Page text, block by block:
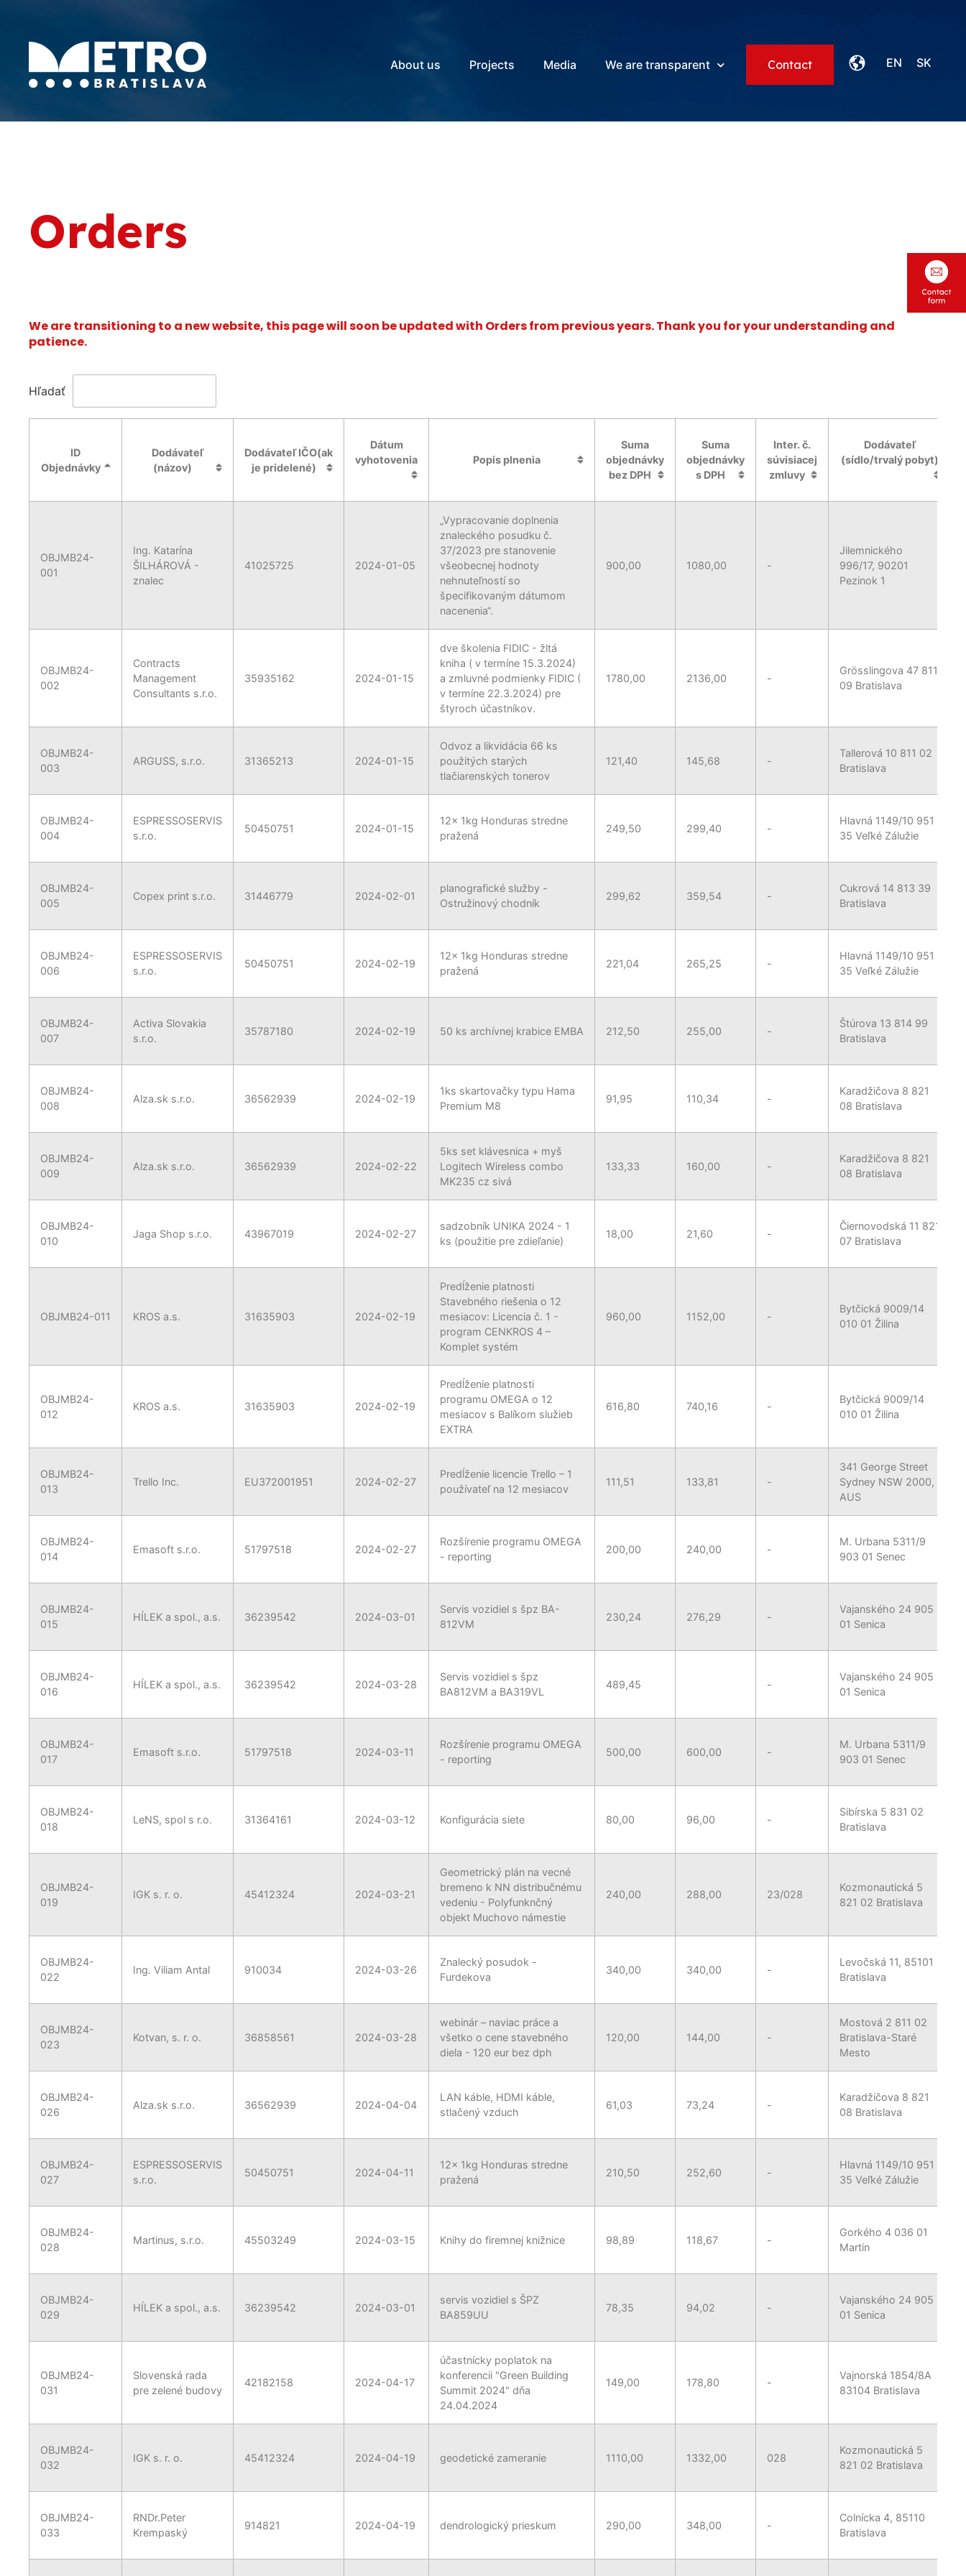
About us Projects Media We are transparent Contact EN SK
Orders
We are transitioning to a new website, this page will soon be updated with Orders from previous years. Thank you for your understanding and
patience.
Hľadať
ID
Objednávky
Dodávateľ
(názov)
Dodávateľ IČO(ak
je pridelené)
Dátum
vyhotovenia
Popis plnenia
Suma
objednávky
bez DPH
Suma
objednávky
s DPH
Inter. č.
súvisiacej
zmluvy
Dodávateľ
(sídlo/trvalý pobyt)
OBJMB24-
001
Ing. Katarína
ŠILHÁROVÁ -
znalec
41025725 2024-01-05
„Vypracovanie doplnenia
znaleckého posudku č.
37/2023 pre stanovenie
všeobecnej hodnoty
nehnuteľností so
špecifikovaným dátumom
nacenenia“.
900,00 1080,00 -
Jilemnického
996/17, 90201
Pezinok 1
OBJMB24-
002
Contracts
Management
Consultants s.r.o.
35935162 2024-01-15
dve školenia FIDIC - žltá
kniha ( v termíne 15.3.2024)
a zmluvné podmienky FIDIC (
v termíne 22.3.2024) pre
štyroch účastníkov.
1780,00 2136,00 -
Grösslingova 47 811
09 Bratislava
OBJMB24-
003
ARGUSS, s.r.o. 31365213 2024-01-15
Odvoz a likvidácia 66 ks
použitých starých
tlačiarenských tonerov
121,40 145,68 -
Tallerová 10 811 02
Bratislava
OBJMB24-
004
ESPRESSOSERVIS
s.r.o.
50450751 2024-01-15
12x 1kg Honduras stredne
pražená
249,50 299,40 -
Hlavná 1149/10 951
35 Veľké Zálužie
OBJMB24-
005
Copex print s.r.o. 31446779 2024-02-01
planografické služby -
Ostružinový chodník
299,62 359,54 -
Cukrová 14 813 39
Bratislava
OBJMB24-
006
ESPRESSOSERVIS
s.r.o.
50450751 2024-02-19
12x 1kg Honduras stredne
pražená
221,04 265,25 -
Hlavná 1149/10 951
35 Veľké Zálužie
OBJMB24-
007
Activa Slovakia
s.r.o.
35787180 2024-02-19 50 ks archívnej krabice EMBA 212,50 255,00 -
Štúrova 13 814 99
Bratislava
OBJMB24-
008
Alza.sk s.r.o. 36562939 2024-02-19
1ks skartovačky typu Hama
Premium M8
91,95 110,34 -
Karadžičova 8 821
08 Bratislava
OBJMB24-
009
Alza.sk s.r.o. 36562939 2024-02-22
5ks set klávesnica + myš
Logitech Wireless combo
MK235 cz sivá
133,33 160,00 -
Karadžičova 8 821
08 Bratislava
OBJMB24-
010
Jaga Shop s.r.o. 43967019 2024-02-27
sadzobník UNIKA 2024 - 1
ks (použitie pre zdieľanie)
18,00 21,60 -
Čiernovodská 11 821
07 Bratislava
OBJMB24-011 KROS a.s. 31635903 2024-02-19
Predĺženie platnosti
Stavebného riešenia o 12
mesiacov: Licencia č. 1 -
program CENKROS 4 –
Komplet systém
960,00 1152,00 -
Bytčická 9009/14
010 01 Žilina
OBJMB24-
012
KROS a.s. 31635903 2024-02-19
Predĺženie platnosti
programu OMEGA o 12
mesiacov s Balíkom služieb
EXTRA
616,80 740,16 -
Bytčická 9009/14
010 01 Žilina
OBJMB24-
013
Trello Inc. EU372001951 2024-02-27
Predĺženie licencie Trello – 1
používateľ na 12 mesiacov
111,51 133,81 -
341 George Street
Sydney NSW 2000,
AUS
OBJMB24-
014
Emasoft s.r.o. 51797518 2024-02-27
Rozšírenie programu OMEGA
- reporting
200,00 240,00 -
M. Urbana 5311/9
903 01 Senec
OBJMB24-
015
HÍLEK a spol., a.s. 36239542 2024-03-01
Servis vozidiel s špz BA-
812VM
230,24 276,29 -
Vajanského 24 905
01 Senica
OBJMB24-
016
HÍLEK a spol., a.s. 36239542 2024-03-28
Servis vozidiel s špz
BA812VM a BA319VL
489,45 -
Vajanského 24 905
01 Senica
OBJMB24-
017
Emasoft s.r.o. 51797518 2024-03-11
Rozšírenie programu OMEGA
- reporting
500,00 600,00 -
M. Urbana 5311/9
903 01 Senec
OBJMB24-
018
LeNS, spol s r.o. 31364161 2024-03-12 Konfigurácia siete 80,00 96,00 -
Sibírska 5 831 02
Bratislava
OBJMB24-
019
IGK s. r. o. 45412324 2024-03-21
Geometrický plán na vecné
bremeno k NN distribučnému
vedeniu - Polyfunknčný
objekt Muchovo námestie
240,00 288,00 23/028
Kozmonautická 5
821 02 Bratislava
OBJMB24-
022
Ing. Viliam Antal 910034 2024-03-26
Znalecký posudok -
Furdekova
340,00 340,00 -
Levočská 11, 85101
Bratislava
OBJMB24-
023
Kotvan, s. r. o. 36858561 2024-03-28
webinár – naviac práce a
všetko o cene stavebného
diela - 120 eur bez dph
120,00 144,00 -
Mostová 2 811 02
Bratislava-Staré
Mesto
OBJMB24-
026
Alza.sk s.r.o. 36562939 2024-04-04
LAN káble, HDMI káble,
stlačený vzduch
61,03 73,24 -
Karadžičova 8 821
08 Bratislava
OBJMB24-
027
ESPRESSOSERVIS
s.r.o.
50450751 2024-04-11
12x 1kg Honduras stredne
pražená
210,50 252,60 -
Hlavná 1149/10 951
35 Veľké Zálužie
OBJMB24-
028
Martinus, s.r.o. 45503249 2024-03-15 Knihy do firemnej knižnice 98,89 118,67 -
Gorkého 4 036 01
Martin
OBJMB24-
029
HÍLEK a spol., a.s. 36239542 2024-03-01
servis vozidiel s ŠPZ
BA859UU
78,35 94,02 -
Vajanského 24 905
01 Senica
OBJMB24-
031
Slovenská rada
pre zelené budovy
42182158 2024-04-17
účastnícky poplatok na
konferencii "Green Building
Summit 2024" dňa
24.04.2024
149,00 178,80 -
Vajnorská 1854/8A
83104 Bratislava
OBJMB24-
032
IGK s. r. o. 45412324 2024-04-19 geodetické zameranie 1110,00 1332,00 028
Kozmonautická 5
821 02 Bratislava
OBJMB24-
033
RNDr.Peter
Krempaský
914821 2024-04-19 dendrologický prieskum 290,00 348,00 -
Colnícka 4, 85110
Bratislava